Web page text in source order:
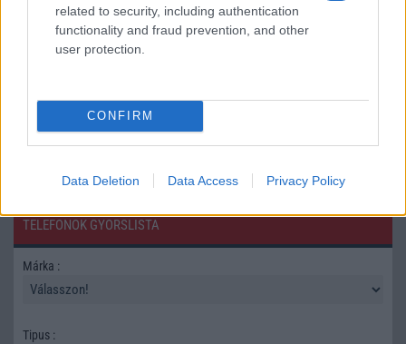
related to security, including authentication
functionality and fraud prevention, and other
user protection.
CONFIRM
Data Deletion Data Access Privacy Policy
TELEFONOK GYORSLISTA
Márka :
Tipus :